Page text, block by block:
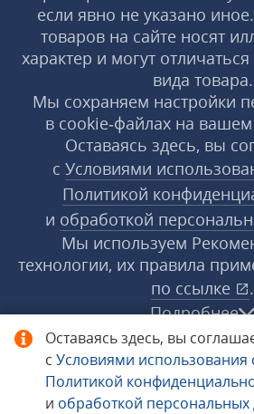
Оставаясь здесь, вы
с Условиями использования
Политикой
и обработкой
если явно не указано
товаров на сайте носят
характер и могут
вида товара.
Мы сохраняем настройки
в cookie‑файлах на
Оставаясь здесь, вы
с Условиями
Политикой
и обработкой
Мы используем
технологии, их правила
по ссылке
.
Подробнее
© 1998−2026 «1С‑Рарус»
защищены.